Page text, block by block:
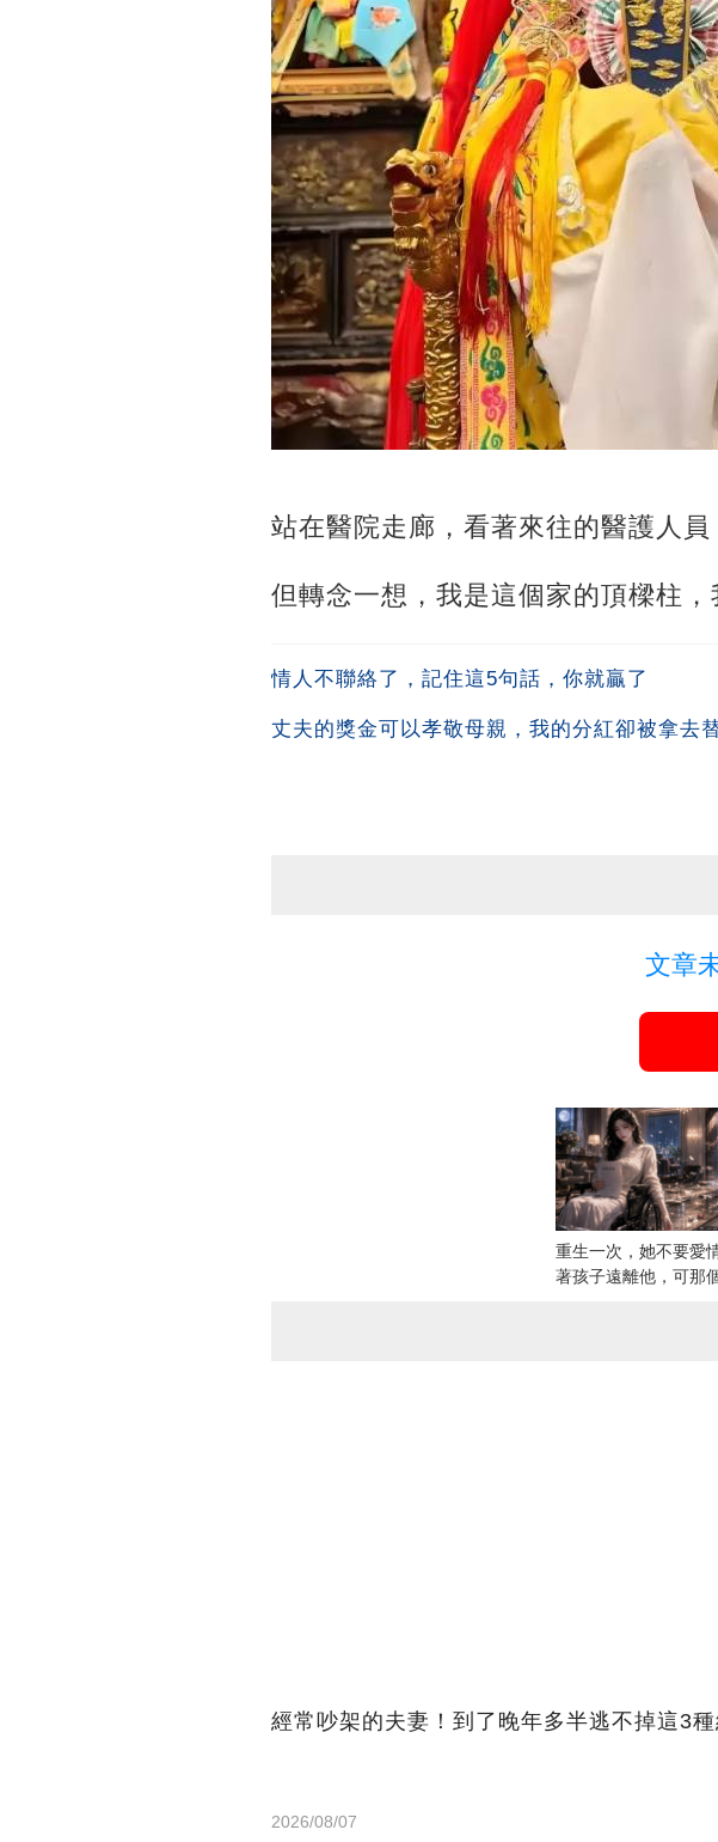
站在醫院走廊，看著來往的醫護人
但轉念一想，我是這個家的頂樑柱，
情人不聯絡了，記住這5句話，你就贏了
丈夫的獎金可以孝敬母親，我的分紅卻被拿去
文章
重生一次，她不要愛
著孩子遠離他，可那
經常吵架的夫妻！到了晚年多半逃不掉這3
2026/08/07